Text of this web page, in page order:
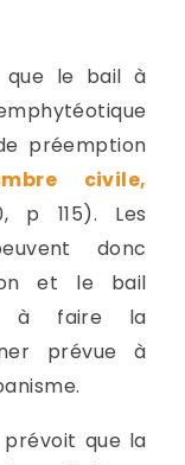
que le bail à
préemption
civile,
p 115). Les
donc
et le bail
à faire la
prévue à
que la